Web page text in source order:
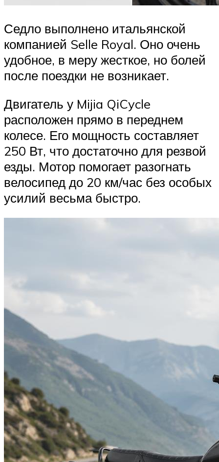
Седло выполнено итальянской
компанией Selle Royal. Оно очень
удобное, в меру жесткое, но болей
после поездки не возникает.
Двигатель у Mijia QiCycle
расположен прямо в переднем
колесе. Его мощность составляет
250 Вт, что достаточно для резвой
езды. Мотор помогает разогнать
велосипед до 20 км/час без особых
усилий весьма быстро.